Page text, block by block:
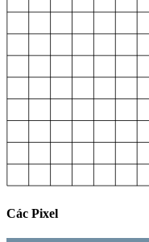
Các Pixel